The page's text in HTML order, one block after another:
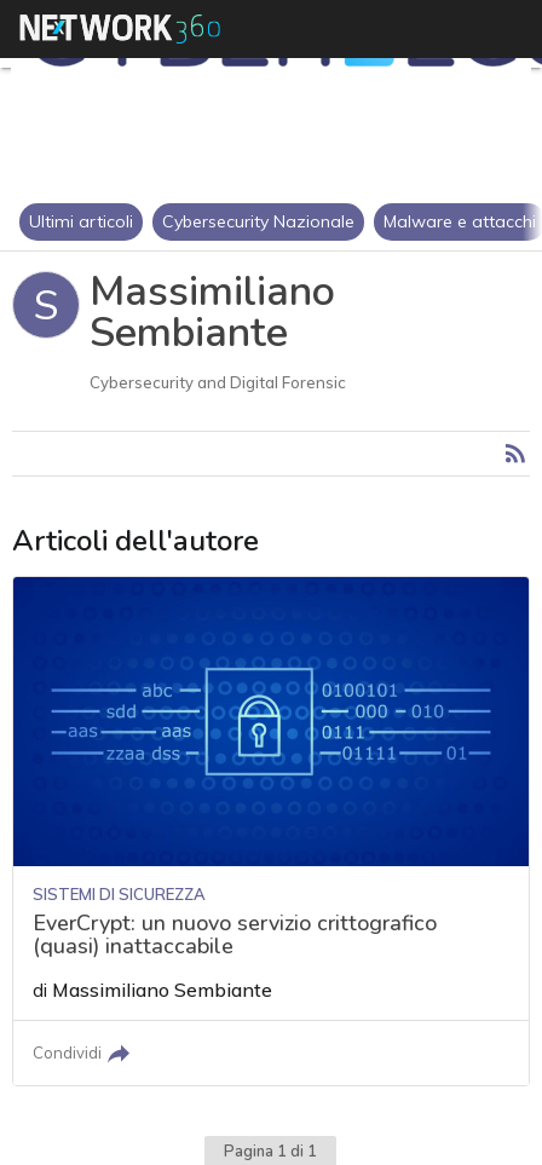
Ultimi articoli Cybersecurity Nazionale Malware e attacchi
S Massimiliano
Sembiante
Cybersecurity and Digital Forensic
Articoli dell'autore
SISTEMI DI SICUREZZA
EverCrypt: un nuovo servizio crittografico
(quasi) inattaccabile
di Massimiliano Sembiante
Condividi
Pagina 1 di 1